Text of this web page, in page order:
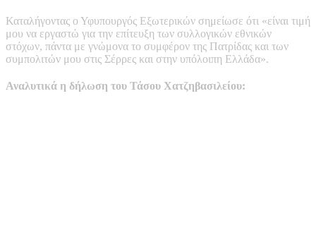
Καταλήγοντας ο Υφυπουργός Εξωτερικών σημείωσε ότι «είναι τιμή
μου να εργαστώ για την επίτευξη των συλλογικών εθνικών
στόχων, πάντα με γνώμονα το συμφέρον της Πατρίδας και των
συμπολιτών μου στις Σέρρες και στην υπόλοιπη Ελλάδα».
Αναλυτικά η δήλωση του Τάσου Χατζηβασιλείου: